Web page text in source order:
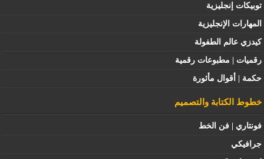
توبيكات إنجليزية
المهارات الإنجليزية
كيدزي عالم الطفولة
رقميات | مطبوعات رقمية
حكمة | أقوال مأثورة
خطوط الكتابة والتصميم
فونتاري | فن الخط
جرافيكي